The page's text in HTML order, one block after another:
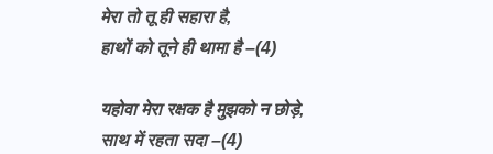
मेरा तो तू ही सहारा है,
हाथों को तूने ही थामा है –(4)
यहोवा मेरा रक्षक है मुझको न छोड़े,
साथ में रहता सदा –(4)